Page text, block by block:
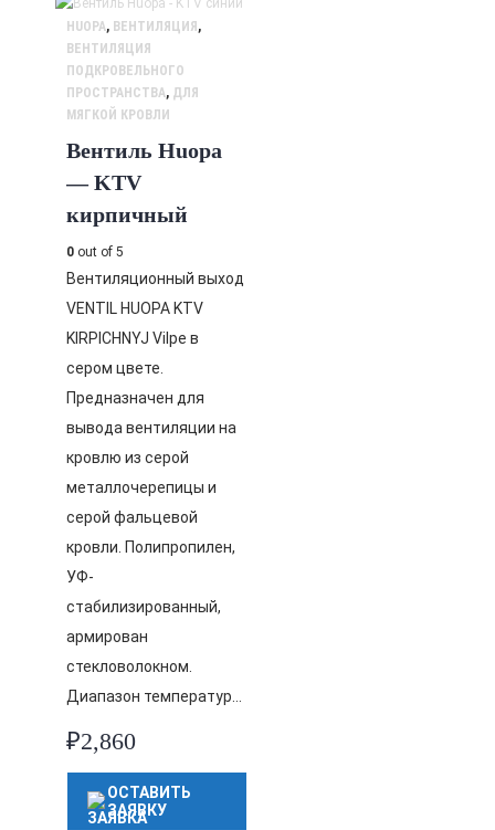
HUOPA, ВЕНТИЛЯЦИЯ,
ВЕНТИЛЯЦИЯ
ПОДКРОВЕЛЬНОГО
ПРОСТРАНСТВА, ДЛЯ
МЯГКОЙ КРОВЛИ
Вентиль Huopa
— KTV
кирпичный
0 out of 5
Вентиляционный выход
VENTIL HUOPA KTV
KIRPICHNYJ Vilpe в
сером цвете.
Предназначен для
вывода вентиляции на
кровлю из серой
металлочерепицы и
серой фальцевой
кровли. Полипропилен,
УФ-
стабилизированный,
армирован
стекловолокном.
Диапазон температур…
₽2,860
ОСТАВИТЬ
ЗАЯВКУ